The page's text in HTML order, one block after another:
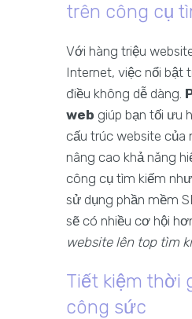
trên công cụ
Với hàng triệu
Internet, việc nổi bật
điều không dễ dàng.
web giúp bạn tối ưu
cấu trúc website của
nâng cao khả năng
công cụ tìm kiếm
sử dụng phần mềm
sẽ có nhiều cơ hội
website lên top tìm
Tiết kiệm thời
công sức